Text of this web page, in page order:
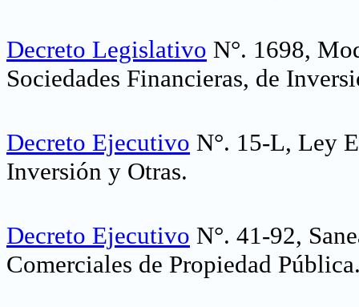
Decreto Legislativo N°. 1698,
Sociedades Financieras, de
Decreto Ejecutivo N°. 15-L, Ley
Inversión y Otras.
Decreto Ejecutivo N°. 41-92,
Comerciales de Propiedad Pública